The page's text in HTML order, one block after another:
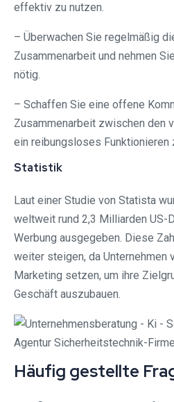
effektiv zu nutzen.
– Überwachen Sie regelmäßig
Zusammenarbeit und nehmen
nötig.
– Schaffen Sie eine offene
Zusammenarbeit zwischen den
ein reibungsloses Funktionieren
Statistik
Laut einer Studie von Statista
weltweit rund 2,3 Milliarden US-
Werbung ausgegeben. Diese
weiter steigen, da Unternehmen
Marketing setzen, um ihre
Geschäft auszubauen.
Häufig gestellte